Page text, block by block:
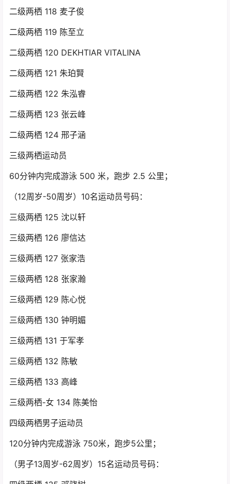
二级两栖 118 麦子俊
二级两栖 119 陈至立
二级两栖 120 DEKHTIAR VITALINA
二级两栖 121 朱珀賢
二级两栖 122 朱泓睿
二级两栖 123 张云峰
二级两栖 124 邢子涵
三级两栖运动员
60分钟内完成游泳 500 米，跑步 2.5 公里；
（12周岁-50周岁）10名运动员号码：
三级两栖 125 沈以轩
三级两栖 126 廖信达
三级两栖 127 张家浩
三级两栖 128 张家瀚
三级两栖 129 陈心悦
三级两栖 130 钟明媚
三级两栖 131 于军孝
三级两栖 132 陈敏
三级两栖 133 高峰
三级两栖-女 134 陈美怡
四级两栖男子运动员
120分钟内完成游泳 750米，跑步5公里；
（男子13周岁-62周岁）15名运动员号码：